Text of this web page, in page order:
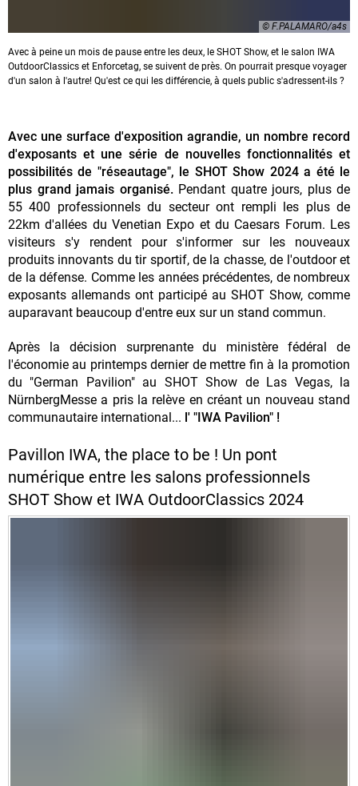
© F.PALAMARO/a4s
Avec à peine un mois de pause entre les deux, le SHOT Show, et le salon IWA
OutdoorClassics et Enforcetag, se suivent de près. On pourrait presque voyager
d'un salon à l'autre! Qu'est ce qui les différencie, à quels public s'adressent-ils ?
Avec une surface d'exposition agrandie, un nombre record
d'exposants et une série de nouvelles fonctionnalités et
possibilités de "réseautage", le SHOT Show 2024 a été le
plus grand jamais organisé. Pendant quatre jours, plus de
55 400 professionnels du secteur ont rempli les plus de
22km d'allées du Venetian Expo et du Caesars Forum. Les
visiteurs s'y rendent pour s'informer sur les nouveaux
produits innovants du tir sportif, de la chasse, de l'outdoor et
de la défense. Comme les années précédentes, de nombreux
exposants allemands ont participé au SHOT Show, comme
auparavant beaucoup d'entre eux sur un stand commun.
Après la décision surprenante du ministère fédéral de
l'économie au printemps dernier de mettre fin à la promotion
du "German Pavilion" au SHOT Show de Las Vegas, la
NürnbergMesse a pris la relève en créant un nouveau stand
communautaire international... l' "IWA Pavilion" !
Pavillon IWA, the place to be ! Un pont
numérique entre les salons professionnels
SHOT Show et IWA OutdoorClassics 2024